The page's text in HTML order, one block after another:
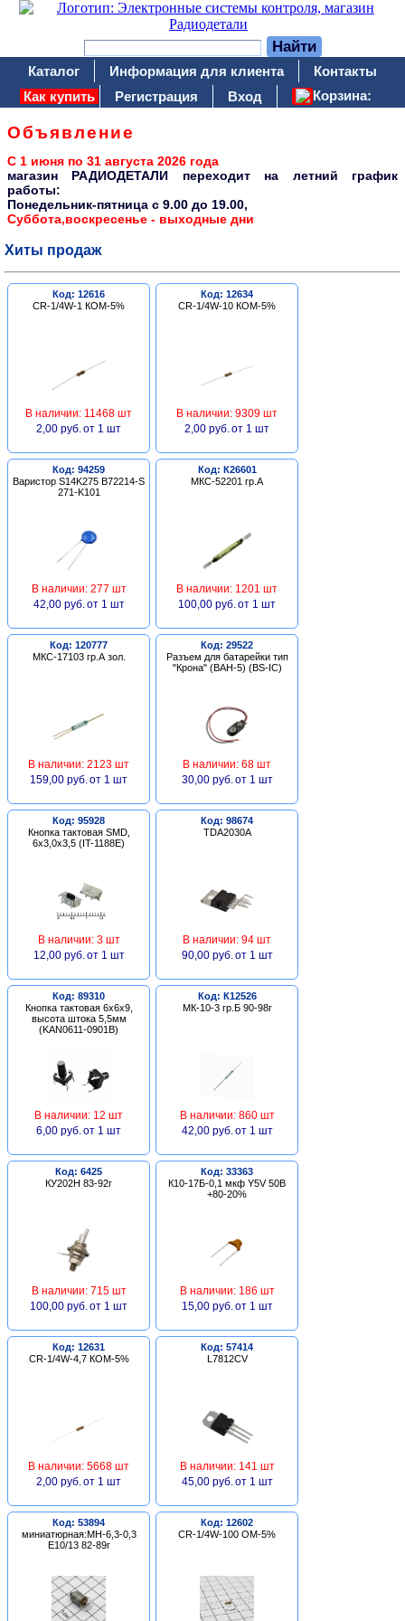
Каталог Информация для клиента
Контакты
Как купить
Регистрация Вход Корзина:
Объявление
С 1 июня по 31 августа 2026 года
магазин РАДИОДЕТАЛИ переходит на летний график
работы:
Понедельник-пятница c 9.00 до 19.00,
Суббота,воскресенье - выходные дни
Хиты продаж
Код: 12616
CR-1/4W-1 КОМ-5%
В наличии: 11468 шт
2,00 руб. от 1 шт
Код: 12634
CR-1/4W-10 КОМ-5%
В наличии: 9309 шт
2,00 руб. от 1 шт
Код: 94259
Варистор S14K275 B72214-S
271-K101
В наличии: 277 шт
42,00 руб. от 1 шт
Код: К26601
МКС-52201 гр.А
В наличии: 1201 шт
100,00 руб. от 1 шт
Код: 120777
МКС-17103 гр.А зол.
В наличии: 2123 шт
159,00 руб. от 1 шт
Код: 29522
Разъем для батарейки тип
"Крона" (BAH-5) (BS-IC)
В наличии: 68 шт
30,00 руб. от 1 шт
Код: 95928
Кнопка тактовая SMD,
6х3,0х3,5 (IT-1188E)
В наличии: 3 шт
12,00 руб. от 1 шт
Код: 98674
TDA2030A
В наличии: 94 шт
90,00 руб. от 1 шт
Код: 89310
Кнопка тактовая 6х6х9,
высота штока 5,5мм
(KAN0611-0901B)
В наличии: 12 шт
6,00 руб. от 1 шт
Код: К12526
МК-10-3 гр.Б 90-98г
В наличии: 860 шт
42,00 руб. от 1 шт
Код: 6425
КУ202Н 83-92г
В наличии: 715 шт
100,00 руб. от 1 шт
Код: 33363
К10-17Б-0,1 мкф Y5V 50В
+80-20%
В наличии: 186 шт
15,00 руб. от 1 шт
Код: 12631
CR-1/4W-4,7 КОМ-5%
В наличии: 5668 шт
2,00 руб. от 1 шт
Код: 57414
L7812CV
В наличии: 141 шт
45,00 руб. от 1 шт
Код: 53894
миниатюрная:МН-6,3-0,3
Е10/13 82-89г
Код: 12602
CR-1/4W-100 ОМ-5%